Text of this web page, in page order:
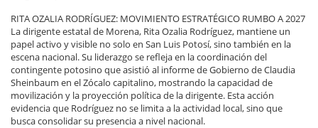
RITA OZALIA RODRÍGUEZ: MOVIMIENTO ESTRATÉGICO RUMBO A 2027
La dirigente estatal de Morena, Rita Ozalia Rodríguez, mantiene un
papel activo y visible no solo en San Luis Potosí, sino también en la
escena nacional. Su liderazgo se refleja en la coordinación del
contingente potosino que asistió al informe de Gobierno de Claudia
Sheinbaum en el Zócalo capitalino, mostrando la capacidad de
movilización y la proyección política de la dirigente. Esta acción
evidencia que Rodríguez no se limita a la actividad local, sino que
busca consolidar su presencia a nivel nacional.